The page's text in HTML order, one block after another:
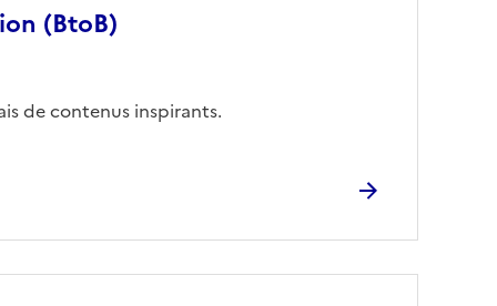
(BtoB)
de contenus inspirants.